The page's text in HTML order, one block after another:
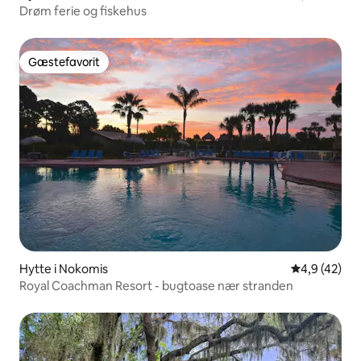
Drøm ferie og fiskehus
Gæstefavorit
Gæstefavorit
Hytte i Nokomis 4,9 ud af 5 i
4,9 (42)
Royal Coachman Resort - bugtoase nær stranden